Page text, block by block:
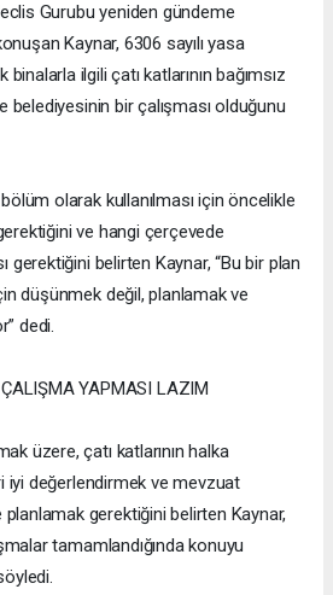
Gurubu yeniden gündeme
Kaynar, 6306 sayılı yasa
ilgili çatı katlarının bağımsız
belediyesinin bir çalışması olduğunu
bölüm olarak kullanılması için öncelikle
ve hangi çerçevede
gerektiğini belirten Kaynar, “Bu bir plan
düşünmek değil, planlamak ve
dedi.
ÇALIŞMA YAPMASI LAZIM
üzere, çatı katlarının halka
iyi değerlendirmek ve mevzuat
gerektiğini belirten Kaynar,
tamamlandığında konuyu